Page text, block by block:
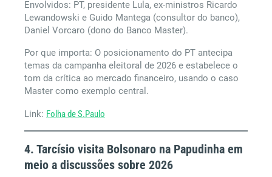
Envolvidos: PT, presidente Lula, ex-ministros Ricardo
Lewandowski e Guido Mantega (consultor do banco),
Daniel Vorcaro (dono do Banco Master).
Por que importa: O posicionamento do PT antecipa
temas da campanha eleitoral de 2026 e estabelece o
tom da crítica ao mercado financeiro, usando o caso
Master como exemplo central.
Link: Folha de S.Paulo
4. Tarcísio visita Bolsonaro na Papudinha em
meio a discussões sobre 2026